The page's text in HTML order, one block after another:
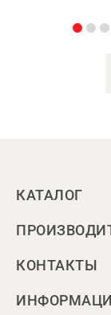
КАТАЛОГ
КОНТАКТЫ